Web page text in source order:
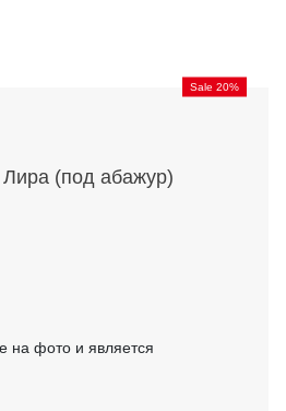
Sale 20%
(под абажур)
на фото и является